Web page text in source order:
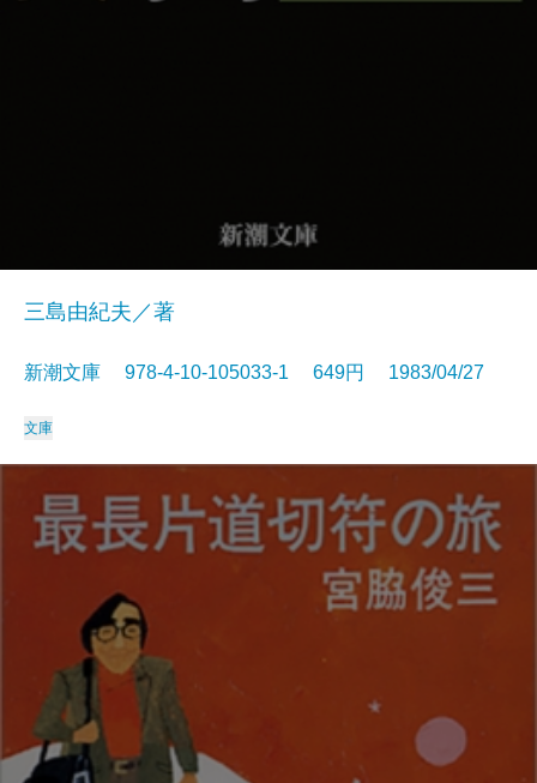
三島由紀夫／著
新潮文庫 978-4-10-105033-1 649円 1983/04/27
文庫